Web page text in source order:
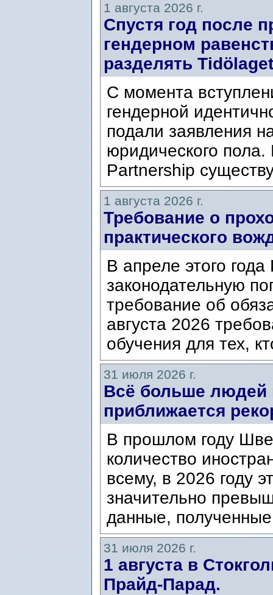
1 августа 2026 г.
Спустя год после
гендерном
разделять
С момента
гендерной
подали заявления
юридического
Partnership
1 августа 2026 г.
Требование о
практического
В апреле этого
законодательную
требование об
августа 2026
обучения для тех,
31 июля 2026 г.
Всё больше
приближается
В прошлом году
количество
всему, в 2026 году
значительно
данные,
31 июля 2026 г.
1 августа в
Прайд-Парад.